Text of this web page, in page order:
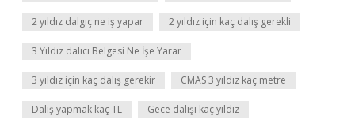
2 yıldız dalgıç ne iş yapar 2 yıldız için kaç dalış gerekli
3 Yıldız dalıcı Belgesi Ne İşe Yarar
3 yıldız için kaç dalış gerekir CMAS 3 yıldız kaç metre
Dalış yapmak kaç TL Gece dalışı kaç yıldız